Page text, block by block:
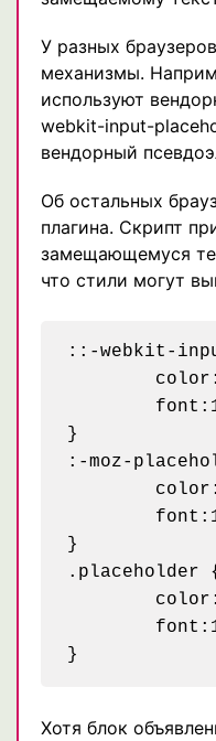
У разных
механизмы.
используют
webkit-input-
вендорный
Об остальных
плагина. Скрипт
замещающемуся
что стили могут
::-webkit-
}
:-moz-
}
.placeholder
Хотя блок